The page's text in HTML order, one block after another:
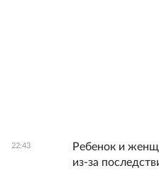
22:43
Ребенок и
из-за